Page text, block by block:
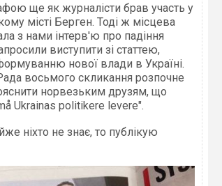
ще як журналісти брав участь у
місті Берген. Тоді ж місцева
з нами інтерв'ю про падіння
виступити зі статтею,
нової влади в Україні.
восьмого скликання розпочне
норвезьким друзям, що
Ukrainas politikere levere".
ніхто не знає, то публікую